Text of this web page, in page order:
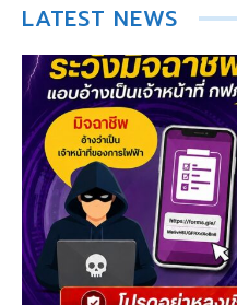
LATEST NEWS